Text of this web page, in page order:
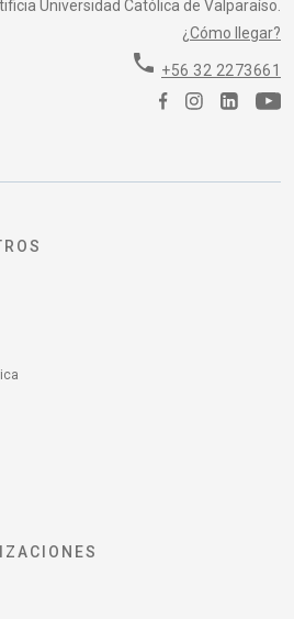
Universidad Católica de Valparaíso.
¿Cómo llegar?
phone +56 32 2273661